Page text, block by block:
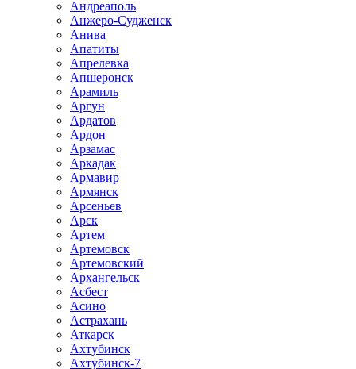
Андреаполь
Анжеро-Судженск
Анива
Апатиты
Апрелевка
Апшеронск
Арамиль
Аргун
Ардатов
Ардон
Арзамас
Аркадак
Армавир
Армянск
Арсеньев
Арск
Артем
Артемовск
Артемовский
Архангельск
Асбест
Асино
Астрахань
Аткарск
Ахтубинск
Ахтубинск-7